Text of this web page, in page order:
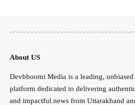
About US
Devbhoomi Media is a leading,
platform dedicated to delivering
and impactful news from Uttarakhand